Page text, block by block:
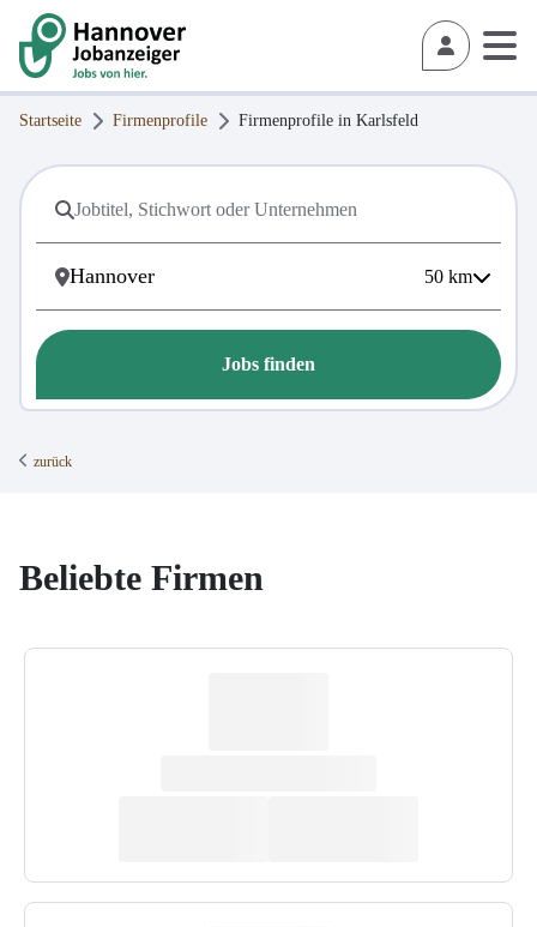
Startseite Firmenprofile Firmenprofile in Karlsfeld
50 km
Jobs finden
zurück
Beliebte Firmen